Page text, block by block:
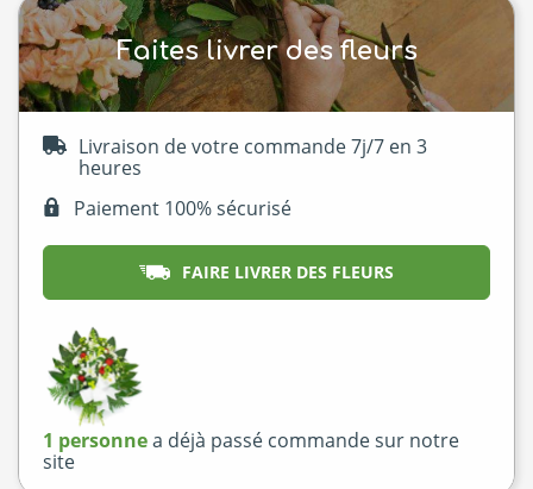
Faites livrer des fleurs
Livraison de votre commande 7j/7 en 3
heures
Paiement 100% sécurisé
FAIRE LIVRER DES FLEURS
1 personnea déjà passé commande sur notre
site